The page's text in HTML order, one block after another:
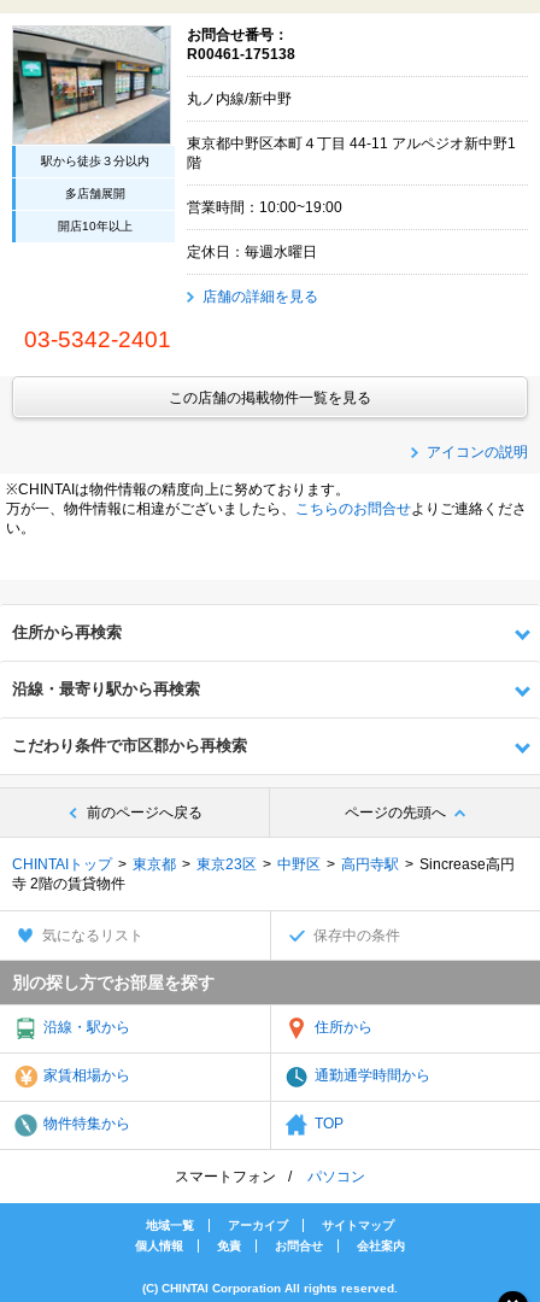
駅から徒歩３分以内
多店舗展開
開店10年以上
お問合せ番号：
R00461-175138
丸ノ内線/新中野
東京都中野区本町４丁目 44-11 アルペジオ新中野1
階
営業時間：10:00~19:00
定休日：毎週水曜日
店舗の詳細を見る
03-5342-2401
この店舗の掲載物件一覧を見る
アイコンの説明
※CHINTAIは物件情報の精度向上に努めております。
万が一、物件情報に相違がございましたら、
こちらのお問合せよりご連絡くださ
い。
住所から再検索
沿線・最寄り駅から再検索
こだわり条件で市区郡から再検索
前のページへ戻る ページの先頭へ
CHINTAIトップ 東京都 東京23区 中野区 高円寺駅
Sincrease高円
寺 2階の賃貸物件
気になるリスト 保存中の条件
別の探し方でお部屋を探す
沿線・駅から 住所から
家賃相場から 通勤通学時間から
物件特集から TOP
スマートフォン パソコン
地域一覧 アーカイブ
サイトマップ
個人情報
免責 お問合せ 会社案内
(C) CHINTAI Corporation All rights reserved.